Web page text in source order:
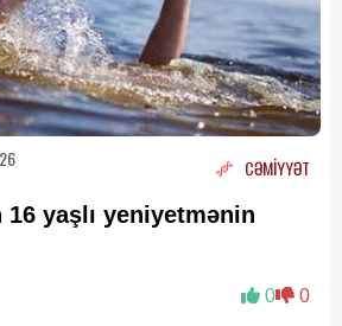
CƏMİYYƏT
16 yaşlı yeniyetmənin
0 0